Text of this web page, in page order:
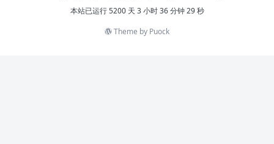
本站已运行 5200 天 3 小时 36 分钟 29 秒
Theme by Puock